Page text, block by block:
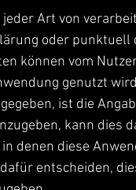
Art von
oder
können vom
genutzt
ist die
kann dies
denen diese
entscheiden,